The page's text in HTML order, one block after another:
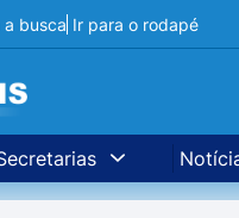
a busca Ir para o rodapé